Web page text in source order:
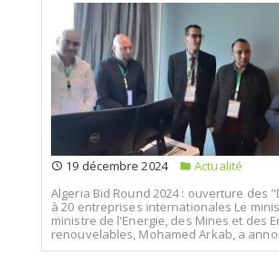
19 décembre 2024
Actualité
Algeria Bid Round 2024 : ouverture des
à 20 entreprises internationales Le
ministre de l'Energie, des Mines et des
renouvelables, Mohamed Arkab, a